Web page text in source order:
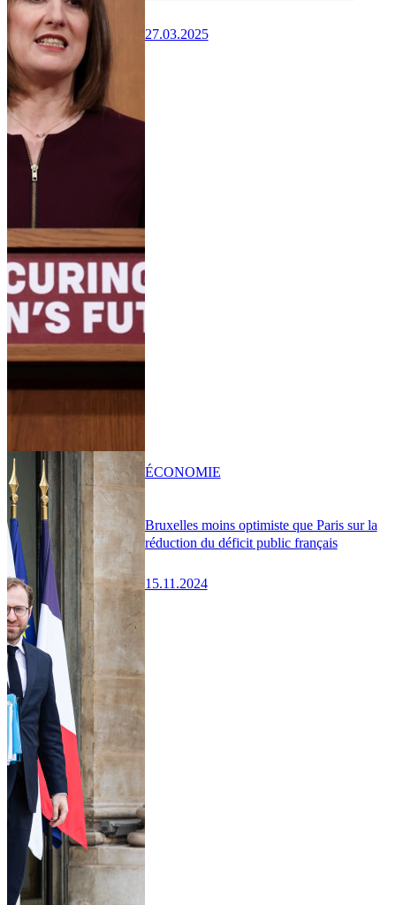
27.03.2025
Bruxelles moins optimiste que Paris sur la
réduction du déficit public français
15.11.2024
ÉCONOMIE